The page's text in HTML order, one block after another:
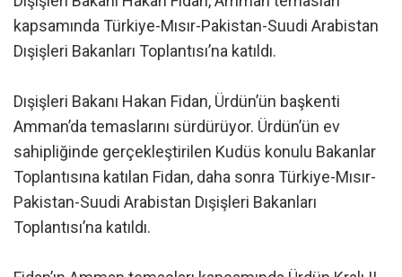
kapsamında Türkiye-Mısır-Pakistan-Suudi Arabistan
Dışişleri Bakanları Toplantısı’na katıldı.
Dışişleri Bakanı Hakan Fidan, Ürdün’ün başkenti
Amman’da temaslarını sürdürüyor. Ürdün’ün ev
sahipliğinde gerçekleştirilen Kudüs konulu Bakanlar
Toplantısına katılan Fidan, daha sonra Türkiye-Mısır-
Pakistan-Suudi Arabistan Dışişleri Bakanları
Toplantısı’na katıldı.